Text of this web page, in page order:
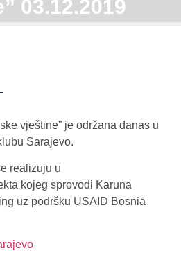
03.12.2019
vještine” je održana danas u
Sarajevo.
realizuju u
kojeg sprovodi Karuna
uz podršku USAID Bosnia